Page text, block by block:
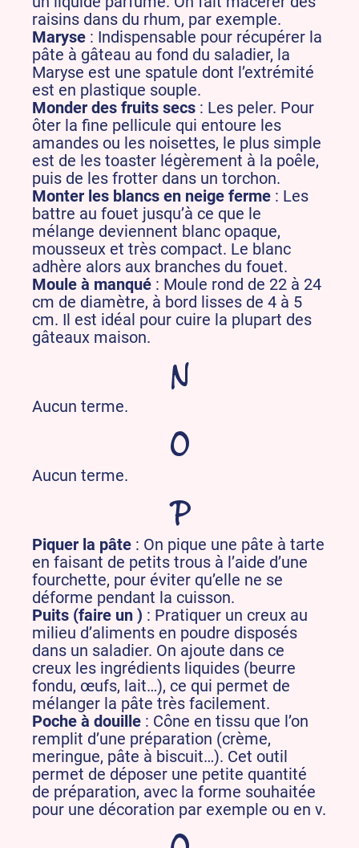
raisins dans du rhum, par exemple.
Maryse : Indispensable pour récupérer la
pâte à gâteau au fond du saladier, la
Maryse est une spatule dont l’extrémité
est en plastique souple.
Monder des fruits secs : Les peler. Pour
ôter la fine pellicule qui entoure les
amandes ou les noisettes, le plus simple
est de les toaster légèrement à la poêle,
puis de les frotter dans un torchon.
Monter les blancs en neige ferme : Les
battre au fouet jusqu’à ce que le
mélange deviennent blanc opaque,
mousseux et très compact. Le blanc
adhère alors aux branches du fouet.
Moule à manqué : Moule rond de 22 à 24
cm de diamètre, à bord lisses de 4 à 5
cm. Il est idéal pour cuire la plupart des
gâteaux maison.
N
Aucun terme.
O
Aucun terme.
P
Piquer la pâte : On pique une pâte à tarte
en faisant de petits trous à l’aide d’une
fourchette, pour éviter qu’elle ne se
déforme pendant la cuisson.
Puits (faire un ) : Pratiquer un creux au
milieu d’aliments en poudre disposés
dans un saladier. On ajoute dans ce
creux les ingrédients liquides (beurre
fondu, œufs, lait…), ce qui permet de
mélanger la pâte très facilement.
Poche à douille : Cône en tissu que l’on
remplit d’une préparation (crème,
meringue, pâte à biscuit…). Cet outil
permet de déposer une petite quantité
de préparation, avec la forme souhaitée
pour une décoration par exemple ou en v.